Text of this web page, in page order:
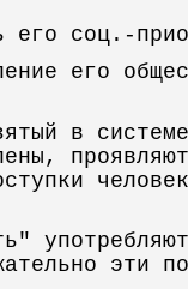
соц.-
его
в
эти